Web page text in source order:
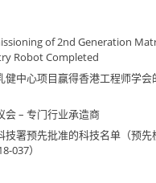
of 2nd Generation
Robot Completed
健中心项目赢得香港工程师学会
会 – 专门行业承造商
技署预先批准的科技名单（预先
037）